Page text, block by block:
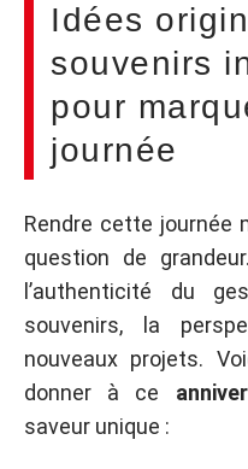
Idées
souvenirs
pour
journée
Rendre cette journée
question de
l’authenticité du
souvenirs, la
nouveaux projets.
donner à ce
saveur unique :